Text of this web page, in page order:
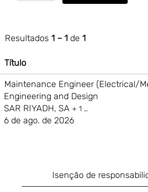
Resultados 1 – 1 de 1
Título
Maintenance Engineer (Electrical/
Engineering and Design
SAR RIYADH, SA + 1 …
6 de ago. de 2026
Isenção de